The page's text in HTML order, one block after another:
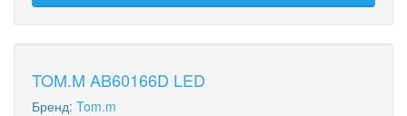
TOM.M AB60166D LED
Бренд: Tom.m